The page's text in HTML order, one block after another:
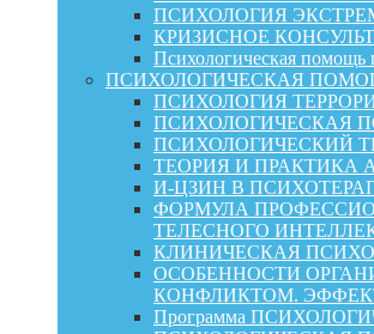
ПСИХОЛОГИЯ
КРИЗИСНОЕ
Психологическая помощь
ПСИХОЛОГИЧЕСКАЯ
ПСИХОЛОГИЯ
ПСИХОЛОГИЧЕСКАЯ
ПСИХОЛОГИЧЕСКИЙ
ТЕОРИЯ И ПРАКТИКА
И-ЦЗИН В
ФОРМУЛА
ТЕЛЕСНОГО
КЛИНИЧЕСКАЯ
ОСОБЕННОСТИ
КОНФЛИКТОМ.
Программа